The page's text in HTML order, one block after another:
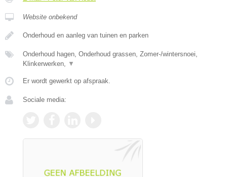
Website onbekend
Onderhoud en aanleg van tuinen en parken
Onderhoud hagen, Onderhoud grassen, Zomer-/wintersnoei,
Klinkerwerken,
▼
Er wordt gewerkt op afspraak.
Sociale media: